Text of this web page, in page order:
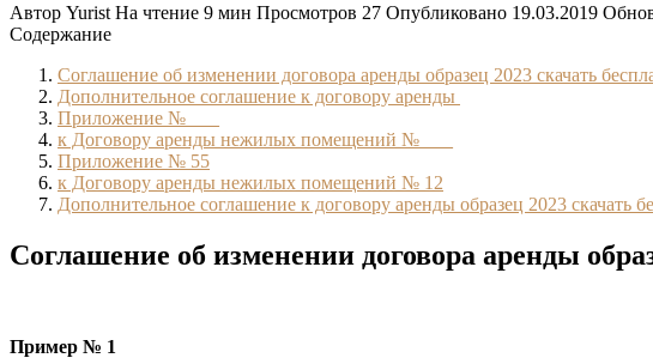
Автор Yurist На чтение 9 мин Просмотров 27 Опубликовано 19.03.2019
Содержание
Соглашение об изменении договора аренды образец 2023 скачать
Дополнительное соглашение к договору аренды
Приложение № ___
к Договору аренды нежилых помещений № ___
Приложение № 55
к Договору аренды нежилых помещений № 12
Дополнительное соглашение к договору аренды образец 2023 скачать
Соглашение об изменении договора аренды
Пример № 1